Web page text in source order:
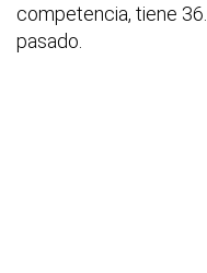
competencia, tiene
pasado.